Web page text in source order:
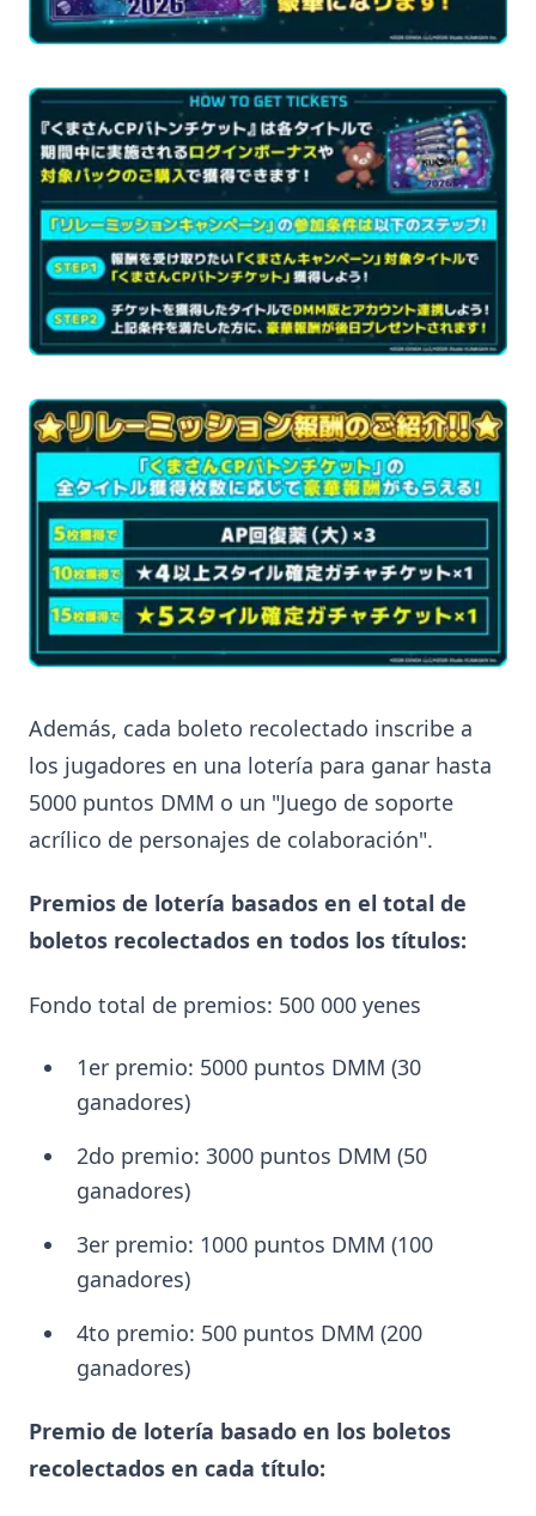
Además, cada boleto recolectado inscribe a
los jugadores en una lotería para ganar hasta
5000 puntos DMM o un "Juego de soporte
acrílico de personajes de colaboración".
Premios de lotería basados en el total de
boletos recolectados en todos los títulos:
Fondo total de premios: 500 000 yenes
1er premio: 5000 puntos DMM (30
ganadores)
2do premio: 3000 puntos DMM (50
ganadores)
3er premio: 1000 puntos DMM (100
ganadores)
4to premio: 500 puntos DMM (200
ganadores)
Premio de lotería basado en los boletos
recolectados en cada título: